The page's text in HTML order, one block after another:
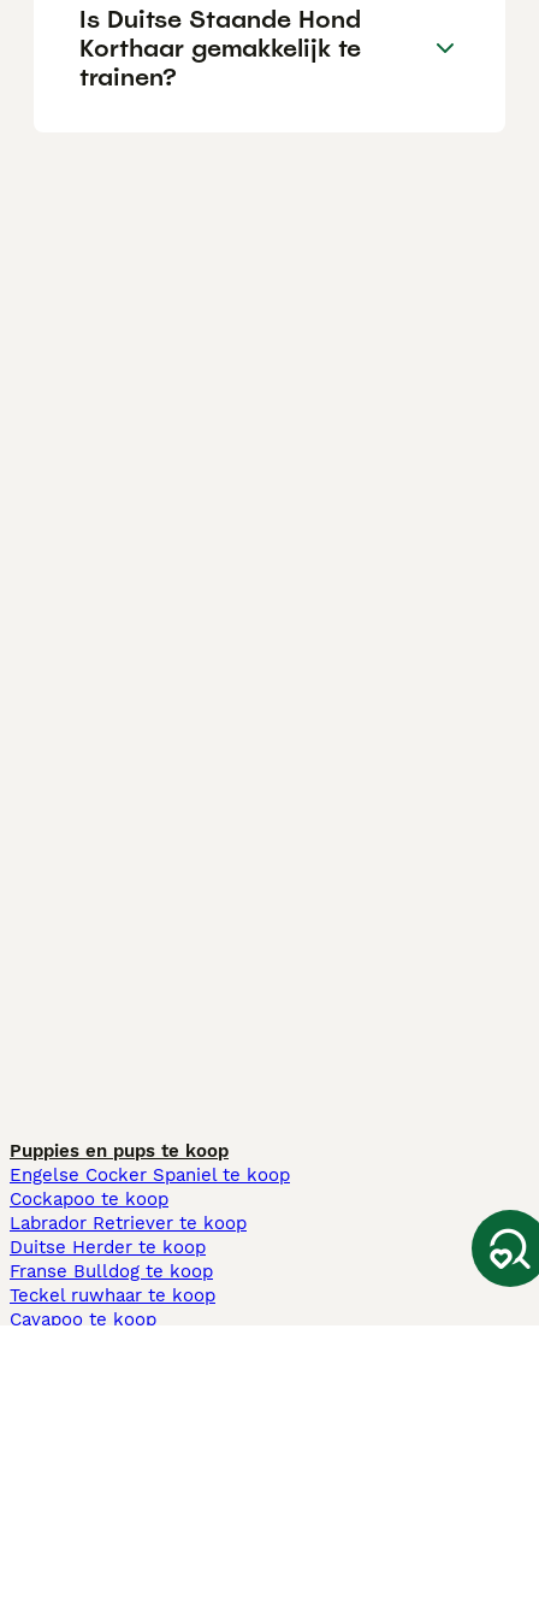
Is Duitse Staande Hond
Korthaar gemakkelijk te
trainen?
Puppies en pups te koop
Engelse Cocker Spaniel te koop
Cockapoo te koop
Labrador Retriever te koop
Duitse Herder te koop
Franse Bulldog te koop
Teckel ruwhaar te koop
Cavapoo te koop